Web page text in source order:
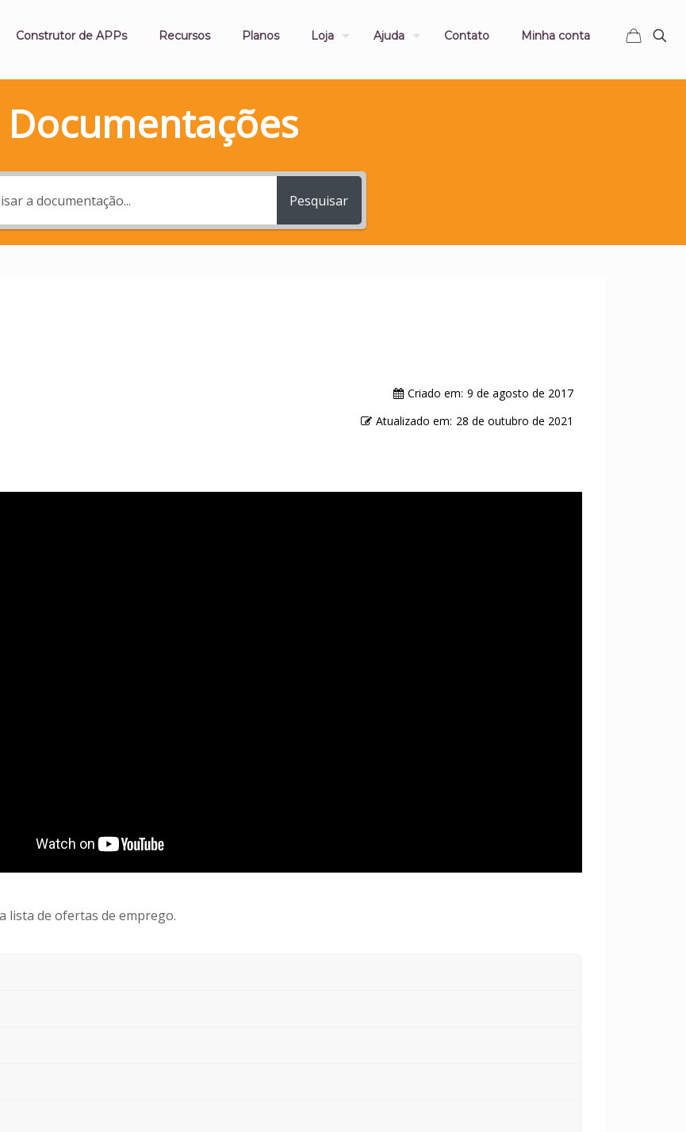
Construtor de APPs Recursos Planos Loja Ajuda Contato Minha conta
Documentações
Pesquisar
Criado em: 9 de agosto de 2017
Atualizado em: 28 de outubro de 2021
lista de ofertas de emprego.